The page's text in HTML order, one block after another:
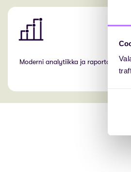
Moderni analytiikka ja raportointi